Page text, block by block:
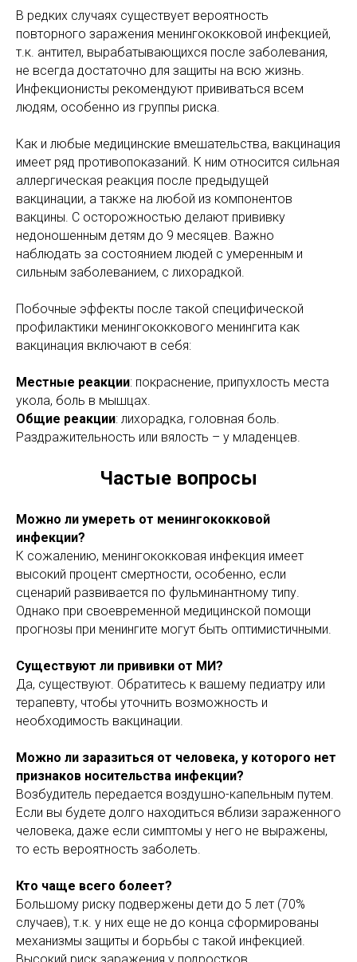
В редких случаях существует вероятность
повторного заражения менингококковой инфекцией,
т.к. антител, вырабатывающихся после заболевания,
не всегда достаточно для защиты на всю жизнь.
Инфекционисты рекомендуют прививаться всем
людям, особенно из группы риска.
Как и любые медицинские вмешательства, вакцинация
имеет ряд противопоказаний. К ним относится сильная
аллергическая реакция после предыдущей
вакцинации, а также на любой из компонентов
вакцины. С осторожностью делают прививку
недоношенным детям до 9 месяцев. Важно
наблюдать за состоянием людей с умеренным и
сильным заболеванием, с лихорадкой.
Побочные эффекты после такой специфической
профилактики менингококкового менингита как
вакцинация включают в себя:
Местные реакции: покраснение, припухлость места
укола, боль в мышцах.
Общие реакции: лихорадка, головная боль.
Раздражительность или вялость – у младенцев.
Частые вопросы
Можно ли умереть от менингококковой
инфекции?
К сожалению, менингококковая инфекция имеет
высокий процент смертности, особенно, если
сценарий развивается по фульминантному типу.
Однако при своевременной медицинской помощи
прогнозы при менингите могут быть оптимистичными.
Существуют ли прививки от МИ?
Да, существуют. Обратитесь к вашему педиатру или
терапевту, чтобы уточнить возможность и
необходимость вакцинации.
Можно ли заразиться от человека, у которого нет
признаков носительства инфекции?
Возбудитель передается воздушно-капельным путем.
Если вы будете долго находиться вблизи зараженного
человека, даже если симптомы у него не выражены,
то есть вероятность заболеть.
Кто чаще всего болеет?
Большому риску подвержены дети до 5 лет (70%
случаев), т.к. у них еще не до конца сформированы
механизмы защиты и борьбы с такой инфекцией.